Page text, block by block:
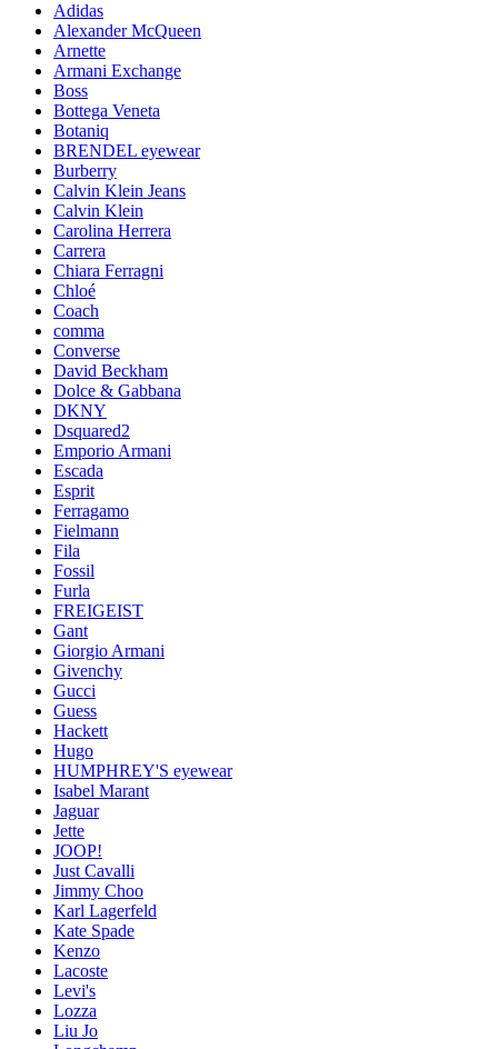
Adidas
Alexander McQueen
Arnette
Armani Exchange
Boss
Bottega Veneta
Botaniq
BRENDEL eyewear
Burberry
Calvin Klein Jeans
Calvin Klein
Carolina Herrera
Carrera
Chiara Ferragni
Chloé
Coach
comma
Converse
David Beckham
Dolce & Gabbana
DKNY
Dsquared2
Emporio Armani
Escada
Esprit
Ferragamo
Fielmann
Fila
Fossil
Furla
FREIGEIST
Gant
Giorgio Armani
Givenchy
Gucci
Guess
Hackett
Hugo
HUMPHREY'S eyewear
Isabel Marant
Jaguar
Jette
JOOP!
Just Cavalli
Jimmy Choo
Karl Lagerfeld
Kate Spade
Kenzo
Lacoste
Levi's
Lozza
Liu Jo